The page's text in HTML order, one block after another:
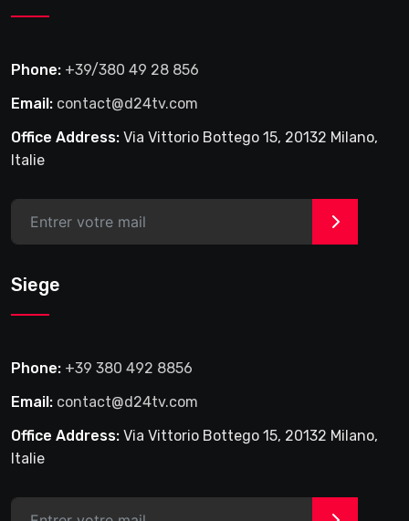
Phone: +39/380 49 28 856
Email: contact@d24tv.com
Office Address: Via Vittorio Bottego 15, 20132 Milano,
Italie
>
Siege
Phone: +39 380 492 8856
Email: contact@d24tv.com
Office Address: Via Vittorio Bottego 15, 20132 Milano,
Italie